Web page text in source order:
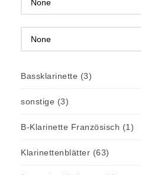
Bassklarinette (3)
sonstige (3)
B-Klarinette Französisch (1)
Klarinettenblätter (63)